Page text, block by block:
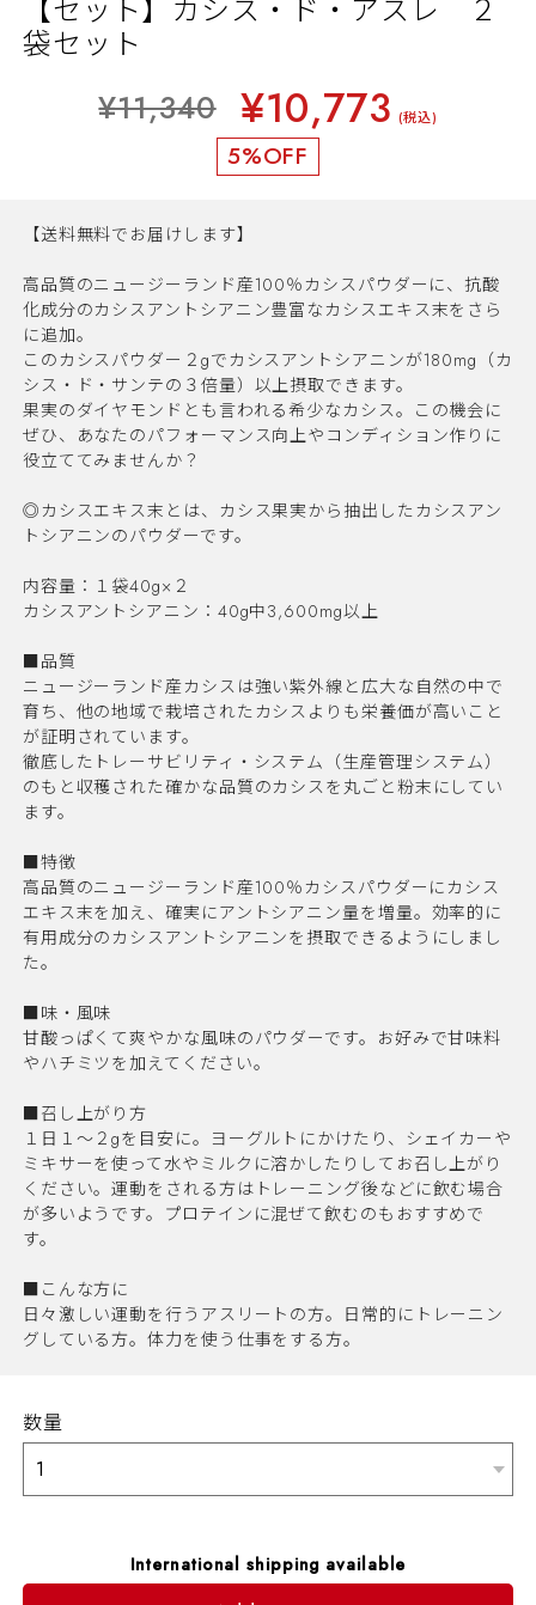
【セット】カシス・ド・アスレ ２
袋セット
5%OFF
¥11,340 ¥10,773 (税込)
【送料無料でお届けします】
高品質のニュージーランド産100％カシスパウダーに、抗酸
化成分のカシスアントシアニン豊富なカシスエキス末をさら
に追加。
このカシスパウダー２gでカシスアントシアニンが180mg（カ
シス・ド・サンテの３倍量）以上摂取できます。
果実のダイヤモンドとも言われる希少なカシス。この機会に
ぜひ、あなたのパフォーマンス向上やコンディション作りに
役立ててみませんか？
◎カシスエキス末とは、カシス果実から抽出したカシスアン
トシアニンのパウダーです。
内容量：１袋40g×２
カシスアントシアニン：40g中3,600mg以上
■品質
ニュージーランド産カシスは強い紫外線と広大な自然の中で
育ち、他の地域で栽培されたカシスよりも栄養価が高いこと
が証明されています。
徹底したトレーサビリティ・システム（生産管理システム）
のもと収穫された確かな品質のカシスを丸ごと粉末にしてい
ます。
■特徴
高品質のニュージーランド産100％カシスパウダーにカシス
エキス末を加え、確実にアントシアニン量を増量。効率的に
有用成分のカシスアントシアニンを摂取できるようにしまし
た。
■味・風味
甘酸っぱくて爽やかな風味のパウダーです。お好みで甘味料
やハチミツを加えてください。
■召し上がり方
１日１～２gを目安に。ヨーグルトにかけたり、シェイカーや
ミキサーを使って水やミルクに溶かしたりしてお召し上がり
ください。運動をされる方はトレーニング後などに飲む場合
が多いようです。プロテインに混ぜて飲むのもおすすめで
す。
■こんな方に
日々激しい運動を行うアスリートの方。日常的にトレーニン
グしている方。体力を使う仕事をする方。
数量
International shipping available